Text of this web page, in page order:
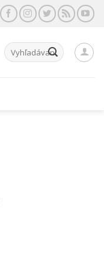
Hľadať: